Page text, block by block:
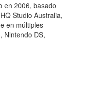
en 2006, basado
Studio Australia,
en múltiples
Nintendo DS,